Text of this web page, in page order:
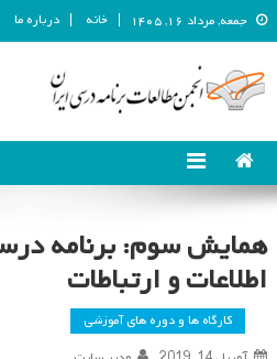
جمعه, مرداد ۱۶, ۱۴۰۵ خانه درباره ما
انجمن مطالعات
همایش سوم: برنامه
اطلاعات و ارتباطات
کارگاه ها و دوره های آموزشی